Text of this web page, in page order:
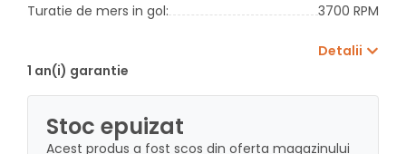
Turatie de mers in gol:
3700 RPM
Detalii
1 an(i) garantie
Stoc epuizat
Acest produs a fost scos din oferta magazinului